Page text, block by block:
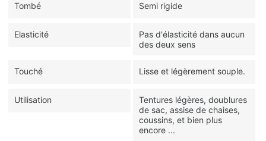
Tombé Semi rigide
Elasticité
Pas d'élasticité dans aucun
des deux sens
Touché Lisse et légèrement souple.
Utilisation
Tentures légères, doublures
de sac, assise de chaises,
coussins, et bien plus
encore ...